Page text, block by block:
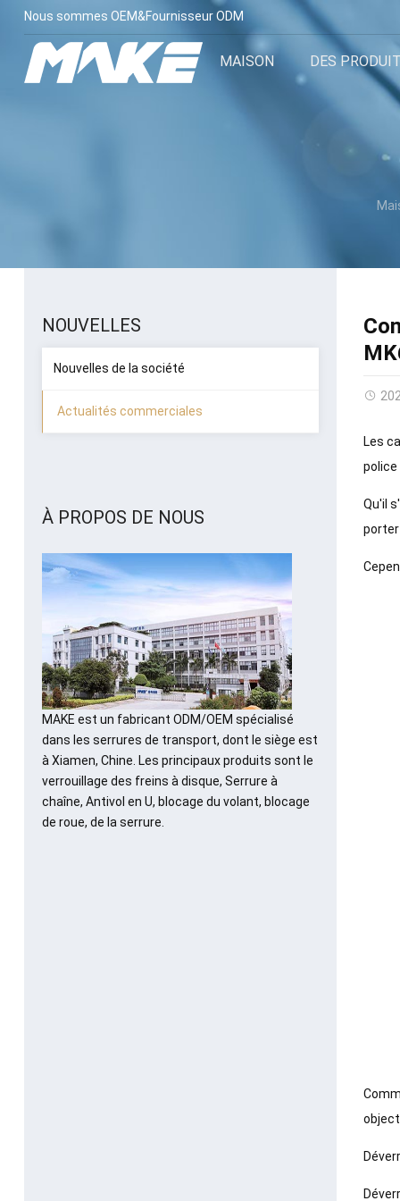
Nous sommes OEM&Fournisseur ODM
MAISON DES
Les
police
Qu'il
porter
NOUVELLES
Nouvelles de la société
Actualités commerciales
À PROPOS DE NOUS
MAKE est un fabricant ODM/OEM spécialisé
dans les serrures de transport, dont le siège est
à Xiamen, Chine. Les principaux produits sont le
verrouillage des freins à disque, Serrure à
chaîne, Antivol en U, blocage du volant, blocage
de roue, de la serrure.